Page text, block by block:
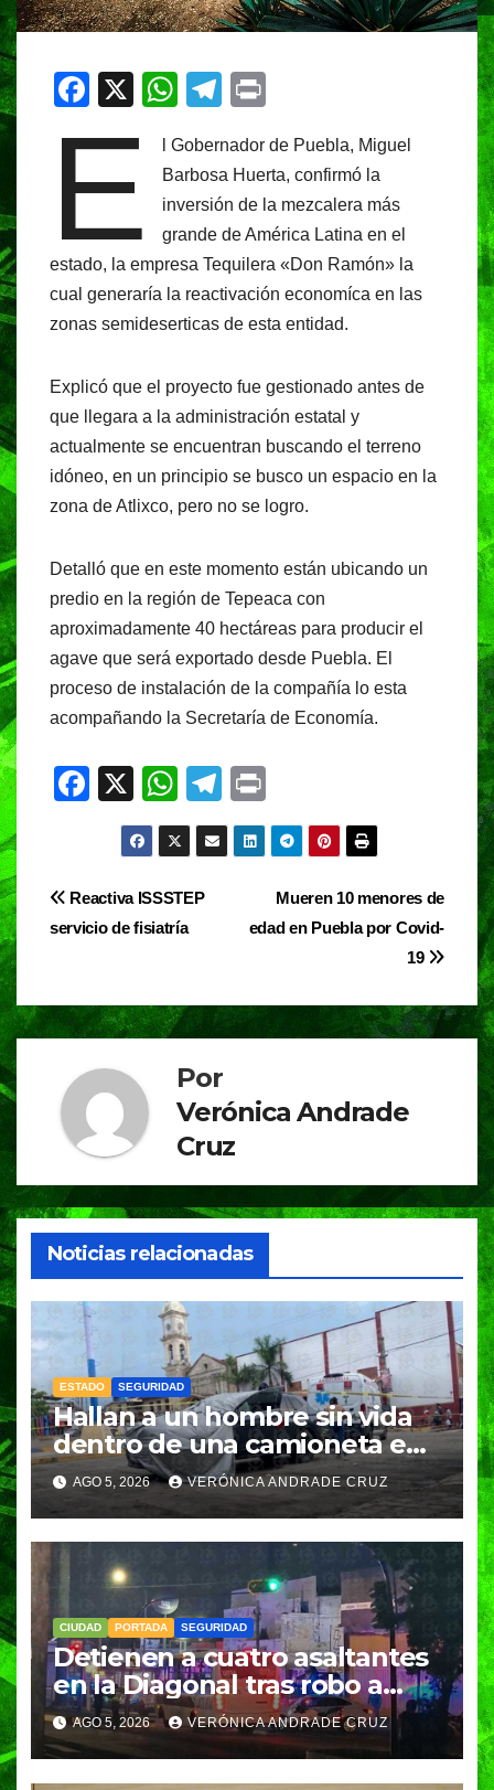
F
c
e
b
o
o
k
X
W
at
s
A
p
p
T
e
gr
a
m
t
E
l Gobernador de Puebla, Miguel
Barbosa Huerta, confirmó la
inversión de la mezcalera más
grande de América Latina en el
estado, la empresa Tequilera «Don Ramón» la
cual generaría la reactivación economíca en las
zonas semideserticas de esta entidad.
Explicó que el proyecto fue gestionado antes de
que llegara a la administración estatal y
actualmente se encuentran buscando el terreno
idóneo, en un principio se busco un espacio en la
zona de Atlixco, pero no se logro.
Detalló que en este momento están ubicando un
predio en la región de Tepeaca con
aproximadamente 40 hectáreas para producir el
agave que será exportado desde Puebla. El
proceso de instalación de la compañía lo esta
acompañando la Secretaría de Economía.
F
e
b
o
k
X
W
h
at
s
A
p
T
el
e
in
t
Navegación
entradas
Mueren 10 menores de
edad en Puebla por Covid-
19
Reactiva ISSSTEP
servicio de fisiatría
Por
Verónica Andrade
Cruz
Noticias relacionadas
ESTADO SEGURIDAD
Hallan a un hombre sin vida
dentro de una camioneta en
Tenampulco; investigan
homicidio
AGO 5, 2026 VERÓNICA ANDRADE CRUZ
CIUDAD PORTADA SEGURIDAD
Detienen a cuatro asaltantes
en la Diagonal tras robo a
Coppel en el Centro de
Puebla; recuperan celulares y
aseguran un arma
AGO 5, 2026 VERÓNICA ANDRADE CRUZ